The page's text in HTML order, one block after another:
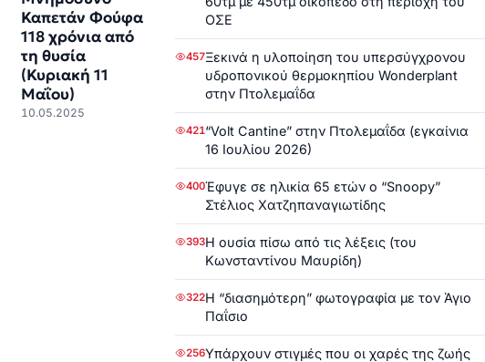
Καπετάν Φούφα
118 χρόνια από
τη θυσία
(Κυριακή 11
Μαΐου)
10.05.2025
ΟΣΕ
457Ξεκινά η υλοποίηση του υπερσύγχρονου
υδροπονικού θερμοκηπίου Wonderplant
στην Πτολεμαΐδα
421“Volt Cantine” στην Πτολεμαΐδα (εγκαίνια
16 Ιουλίου 2026)
400Έφυγε σε ηλικία 65 ετών ο “Snoopy”
Στέλιος Χατζηπαναγιωτίδης
393Η ουσία πίσω από τις λέξεις (του
Κωνσταντίνου Μαυρίδη)
322Η “διασημότερη” φωτογραφία με τον Άγιο
Παΐσιο
256Υπάρχουν στιγμές που οι χαρές της ζωής